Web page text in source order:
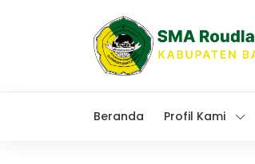
Beranda Profil Kami